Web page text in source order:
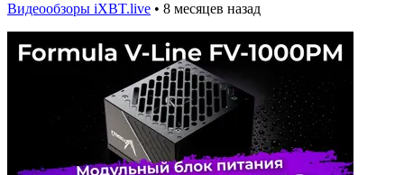
Видеообзоры iXBT.live • 8 месяцев назад